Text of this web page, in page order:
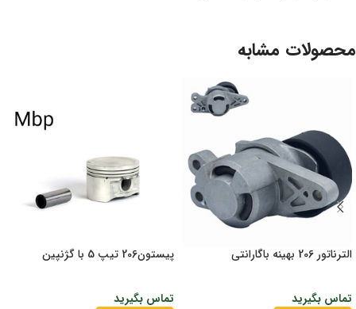
محصولات مشابه
الترناتور 206 بهینه باگارانتی
تماس بگیرید
پیستون206 تیپ 5 با گژنپین
تماس بگیرید